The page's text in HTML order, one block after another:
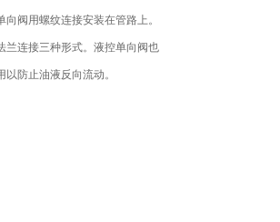
阀用螺纹连接安装在管路上。
兰连接三种形式。液控单向阀也
防止油液反向流动。